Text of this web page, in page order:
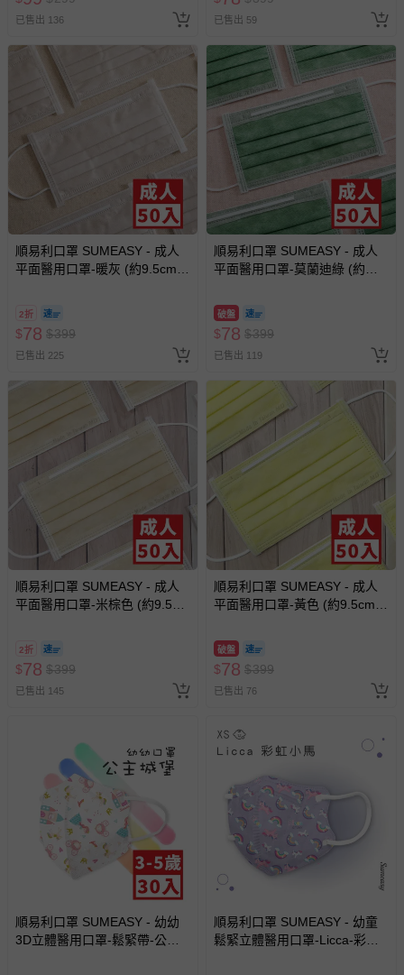
已售出 136 已售出 59
順易利口罩 SUMEASY - 成人
平面醫用口罩-暖灰 (約9.5cm x
2折
$78 $399
已售出 225
順易利口罩 SUMEASY - 成人
平面醫用口罩-莫蘭迪綠 (約
破盤
$78 $399
已售出 119
順易利口罩 SUMEASY - 成人
平面醫用口罩-米棕色 (約9.5cm
2折
$78 $399
已售出 145
順易利口罩 SUMEASY - 成人
平面醫用口罩-黃色 (約9.5cm x
破盤
$78 $399
已售出 76
順易利口罩 SUMEASY - 幼幼
3D立體醫用口罩-鬆緊帶-公主
順易利口罩 SUMEASY - 幼童
鬆緊立體醫用口罩-Licca-彩虹